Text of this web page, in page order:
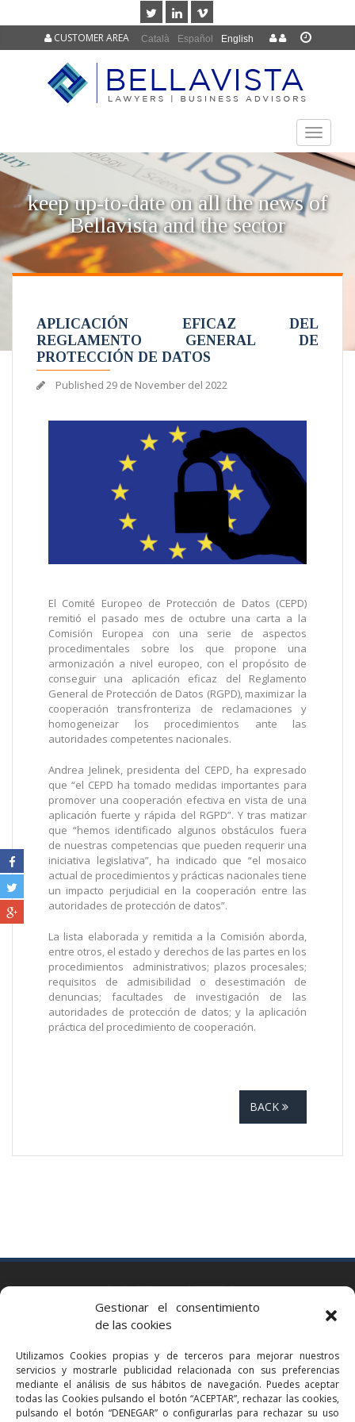
Gestionar el consentimiento
de las cookies
Utilizamos Cookies propias y de terceros para mejorar nuestros
servicios y mostrarle publicidad relacionada con sus preferencias
mediante el análisis de sus hábitos de navegación. Puedes aceptar
todas las Cookies pulsando el botón “ACEPTAR”, rechazar las cookies,
pulsando el botón “DENEGAR” o configurarlas para rechazar su uso
Català Español English
CUSTOMER AREA
TOGGLE
keep up-to-date on all the news of
Bellavista and the sector
APLICACIÓN EFICAZ DEL
REGLAMENTO GENERAL DE
PROTECCIÓN DE DATOS
Published 29 de November del 2022
El Comité Europeo de Protección de Datos (CEPD)
remitió el pasado mes de octubre una carta a la
Comisión Europea con una serie de aspectos
procedimentales sobre los que propone una
armonización a nivel europeo, con el propósito de
conseguir una aplicación eficaz del Reglamento
General de Protección de Datos (RGPD), maximizar la
cooperación transfronteriza de reclamaciones y
homogeneizar los procedimientos ante las
autoridades competentes nacionales.
Andrea Jelinek, presidenta del CEPD, ha expresado
que “el CEPD ha tomado medidas importantes para
promover una cooperación efectiva en vista de una
aplicación fuerte y rápida del RGPD”. Y tras matizar
que “hemos identificado algunos obstáculos fuera
de nuestras competencias que pueden requerir una
iniciativa legislativa”, ha indicado que “el mosaico
actual de procedimientos y prácticas nacionales tiene
un impacto perjudicial en la cooperación entre las
autoridades de protección de datos”.
La lista elaborada y remitida a la Comisión aborda,
entre otros, el estado y derechos de las partes en los
procedimientos administrativos; plazos procesales;
requisitos de admisibilidad o desestimación de
denuncias; facultades de investigación de las
autoridades de protección de datos; y la aplicación
práctica del procedimiento de cooperación.
BACK
Via Augusta 2 bis, 3º, 08006 Barcelona
bcn@bellavistalegal.eu
GRANOLLERS
C/ Sant Jaume, 16 1r, 08401 Granollers (Bcn)